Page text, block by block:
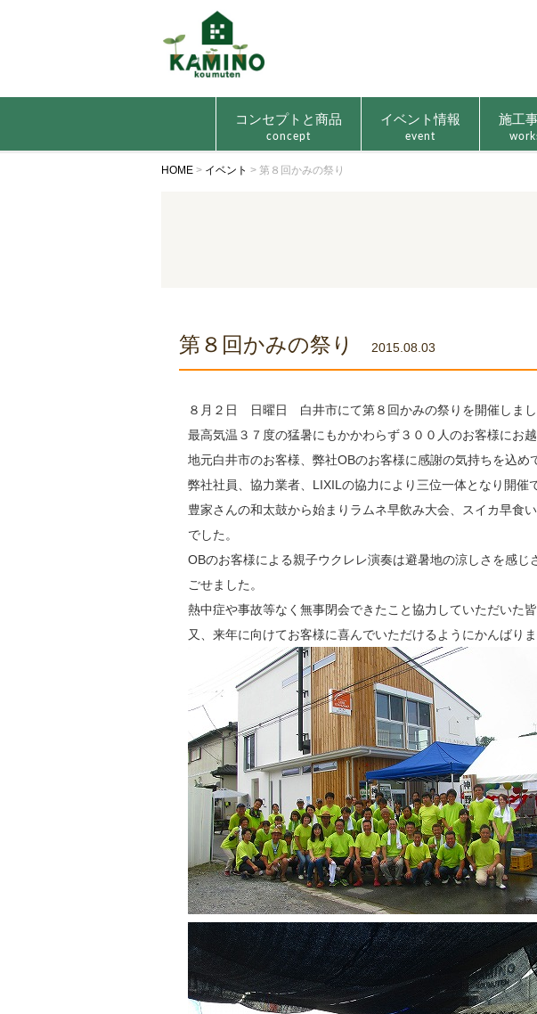
コンセプトと商品
concept
イベント情報
event
施工
HOME > イベント > 第８回かみの祭り
第８回かみの祭り 2015.08.03
８月２日 日曜日 白井市にて第８回かみの祭りを開催しまし
最高気温３７度の猛暑にもかかわらず３００人のお客様にお越
地元白井市のお客様、弊社OBのお客様に感謝の気持ちを込め
弊社社員、協力業者、LIXILの協力により三位一体となり開催
豊家さんの和太鼓から始まりラムネ早飲み大会、スイカ早食
でした。
OBのお客様による親子ウクレレ演奏は避暑地の涼しさを感
ごせました。
熱中症や事故等なく無事閉会できたこと協力していただいた
又、来年に向けてお客様に喜んでいただけるようにかんばりま